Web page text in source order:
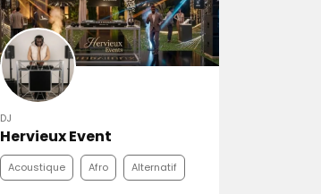
Disco
DJ
Hervieux Event
Acoustique Afro Alternatif